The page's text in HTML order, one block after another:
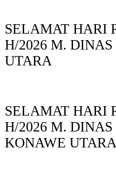
SELAMAT HARI
H/2026 M.
UTARA
SELAMAT HARI
H/2026 M. DINAS
KONAWE UTARA